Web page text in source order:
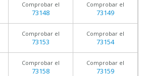
Comprobar el
73148
Comprobar el
73149
Comprobar el
73153
Comprobar el
73154
Comprobar el
73158
Comprobar el
73159